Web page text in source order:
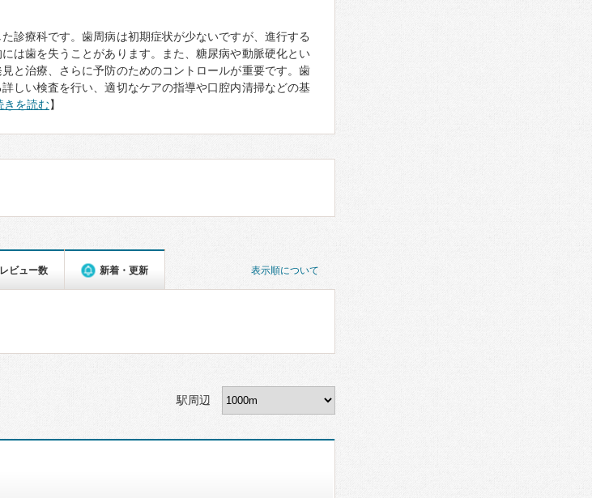
診療科です。歯周病は初期症状が少ないですが、進行する
は歯を失うことがあります。また、糖尿病や動脈硬化とい
と治療、さらに予防のためのコントロールが重要です。歯
しい検査を行い、適切なケアの指導や口腔内清掃などの基
きを読む】
表示順について
レビュー数 新着・更新
駅周辺